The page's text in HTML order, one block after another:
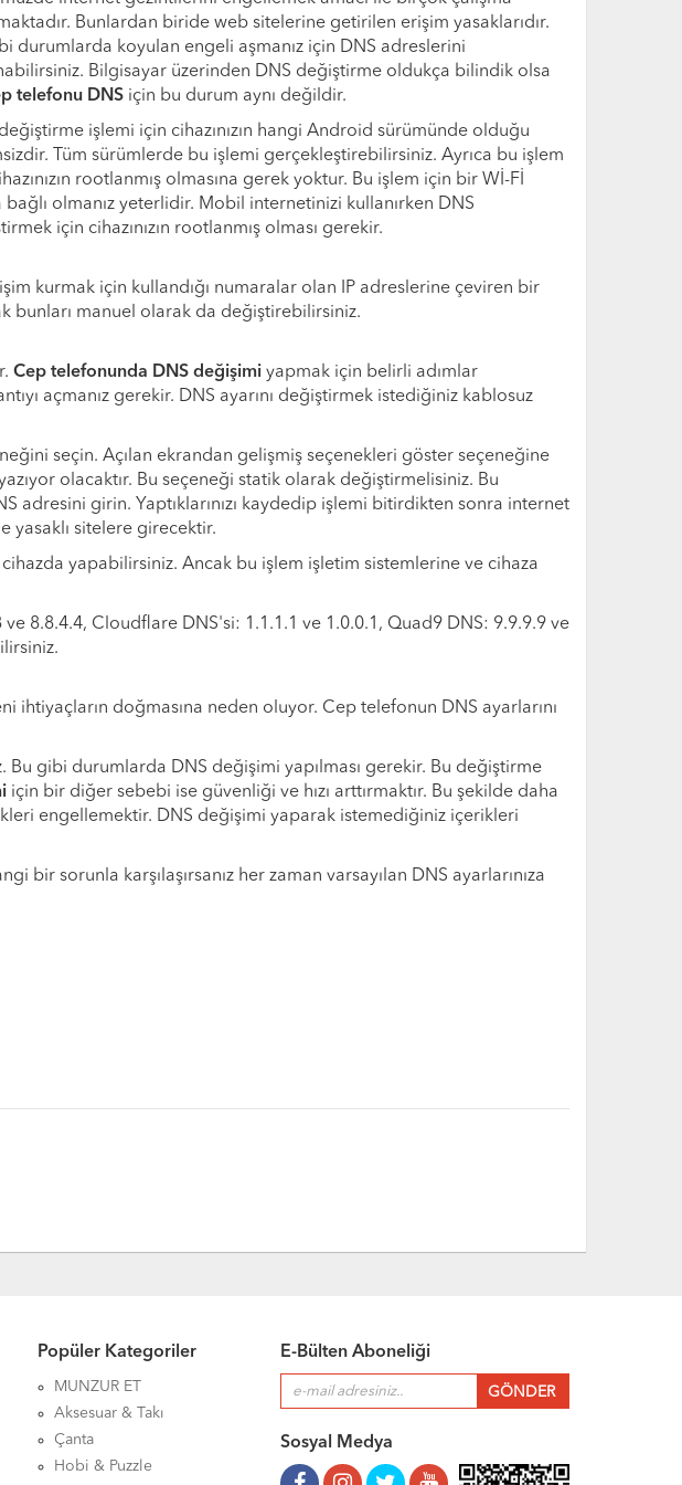
Bunlardan biride web sitelerine getirilen erişim yasaklarıdır.
durumlarda koyulan engeli aşmanız için DNS adreslerini
Bilgisayar üzerinden DNS değiştirme oldukça bilindik olsa
telefonu DNS için bu durum aynı değildir.
işlemi için cihazınızın hangi Android sürümünde olduğu
Tüm sürümlerde bu işlemi gerçekleştirebilirsiniz. Ayrıca bu işlem
rootlanmış olmasına gerek yoktur. Bu işlem için bir Wİ-Fİ
bağlı olmanız yeterlidir. Mobil internetinizi kullanırken DNS
için cihazınızın rootlanmış olması gerekir.
kurmak için kullandığı numaralar olan IP adreslerine çeviren bir
bunları manuel olarak da değiştirebilirsiniz.
Cep telefonunda DNS değişimi yapmak için belirli adımlar
açmanız gerekir. DNS ayarını değiştirmek istediğiniz kablosuz
seçin. Açılan ekrandan gelişmiş seçenekleri göster seçeneğine
olacaktır. Bu seçeneği statik olarak değiştirmelisiniz. Bu
adresini girin. Yaptıklarınızı kaydedip işlemi bitirdikten sonra internet
yasaklı sitelere girecektir.
yapabilirsiniz. Ancak bu işlem işletim sistemlerine ve cihaza
8.8.4.4, Cloudflare DNS'si: 1.1.1.1 ve 1.0.0.1, Quad9 DNS: 9.9.9.9 ve
ihtiyaçların doğmasına neden oluyor. Cep telefonun DNS ayarlarını
Bu gibi durumlarda DNS değişimi yapılması gerekir. Bu değiştirme
için bir diğer sebebi ise güvenliği ve hızı arttırmaktır. Bu şekilde daha
engellemektir. DNS değişimi yaparak istemediğiniz içerikleri
sorunla karşılaşırsanız her zaman varsayılan DNS ayarlarınıza
Popüler Kategoriler
MUNZUR ET
Aksesuar & Takı
Çanta
Hobi & Puzzle
E-Bülten Aboneliği
Sosyal Medya